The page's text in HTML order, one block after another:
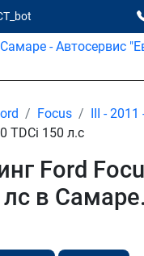
Focus
III - 2011
TDCi 150 л.с
Ford
лс в Самаре.